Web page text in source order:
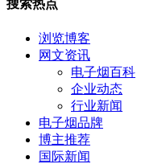
搜索热点
浏览博客
网文资讯
电子烟百科
企业动态
行业新闻
电子烟品牌
博主推荐
国际新闻